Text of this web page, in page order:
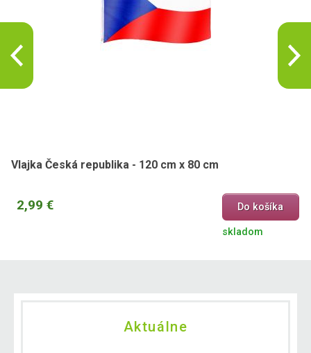
Vlajka Česká republika - 120 cm x 80 cm
2,99 € Do košíka
skladom
Aktuálne